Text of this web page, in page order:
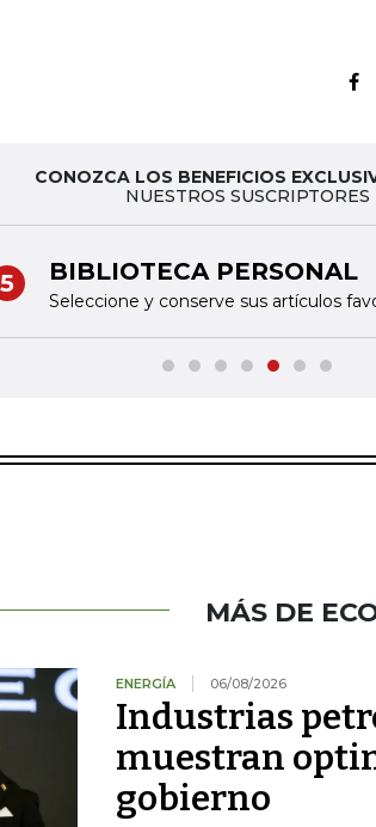
CONOZCA LOS BENEFICIOS
NUESTROS SUSCRIPTORES
5 BIBLIOTECA PERSONAL
Seleccione y conserve sus artículos
MÁS DE
ENERGÍA 06/08/2026
Industrias
muestran
gobierno